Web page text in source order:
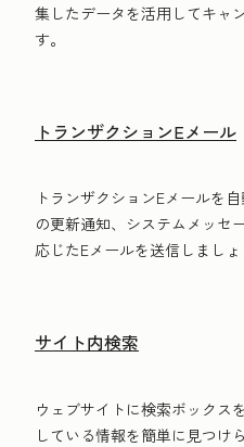
集したデータを活用してキャ
す。
トランザクションEメール
トランザクションEメールを
の更新通知、システムメッセ
応じたEメールを送信しましょ
サイト内検索
ウェブサイトに検索ボックス
している情報を簡単に見つけ